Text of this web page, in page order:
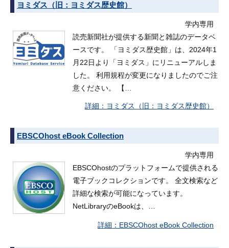
ヨミダス（旧：ヨミダス歴史館）
学内専用
読売新聞社が提供する新聞と雑誌のデータベ
ースです。 「ヨミダス歴史館」は、2024年1
月22日より「ヨミダス」にリニューアルしま
した。 利用規程が変更になりましたのでご注
意ください。 【…
ヨミダス（旧：ヨミダス歴史館）
EBSCOhost eBook Collection
学内専用
EBSCOhostのプラットフォームで提供される
電子ブックコレクションです。 全文検索など
詳細な検索が可能になっています。
NetLibraryのeBookは、…
EBSCOhost eBook Collection